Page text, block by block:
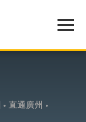
直通廣州